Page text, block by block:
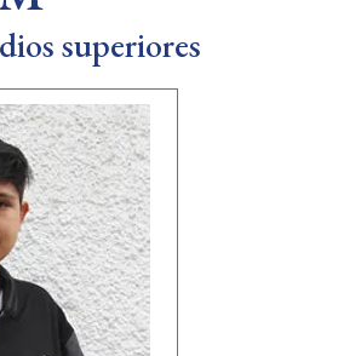
superiores